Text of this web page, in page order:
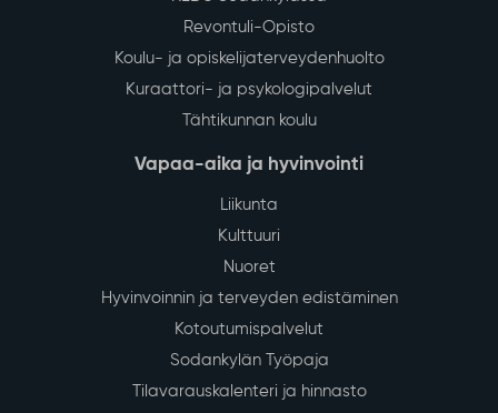
Revontuli-Opisto
Koulu- ja opiskelijaterveydenhuolto
Kuraattori- ja psykologipalvelut
Tähtikunnan koulu
Vapaa-aika ja hyvinvointi
Liikunta
Kulttuuri
Nuoret
Hyvinvoinnin ja terveyden edistäminen
Kotoutumispalvelut
Sodankylän Työpaja
Tilavarauskalenteri ja hinnasto